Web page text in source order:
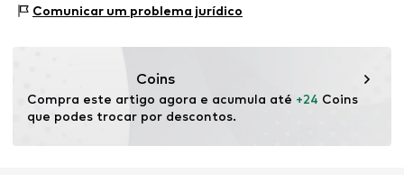
independente
Este produto contém materiais orgânicos cujo cultivo visa
agricultura orgânica, renunciando à modificação genética
e limitando o uso de água e fertilizantes químicos.
Saber mais
Comunicar um problema jurídico
Coins
Compra este artigo agora e acumula até +24 Coins
que podes trocar por descontos.